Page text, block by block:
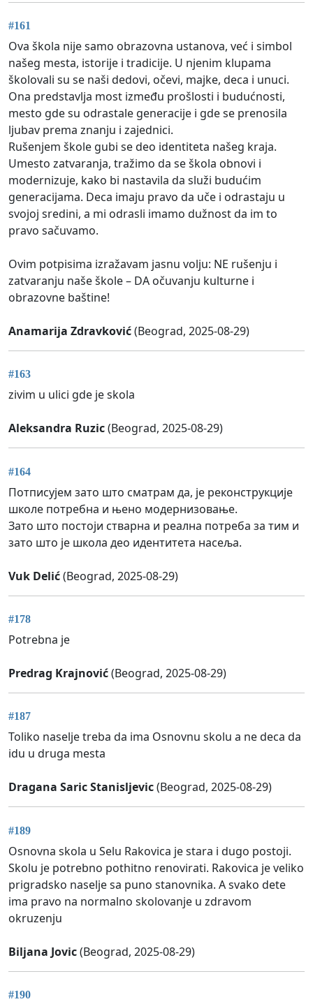
#161
Ova škola nije samo obrazovna ustanova, već i simbol
našeg mesta, istorije i tradicije. U njenim klupama
školovali su se naši dedovi, očevi, majke, deca i unuci.
Ona predstavlja most između prošlosti i budućnosti,
mesto gde su odrastale generacije i gde se prenosila
ljubav prema znanju i zajednici.
Rušenjem škole gubi se deo identiteta našeg kraja.
Umesto zatvaranja, tražimo da se škola obnovi i
modernizuje, kako bi nastavila da služi budućim
generacijama. Deca imaju pravo da uče i odrastaju u
svojoj sredini, a mi odrasli imamo dužnost da im to
pravo sačuvamo.
Ovim potpisima izražavam jasnu volju: NE rušenju i
zatvaranju naše škole – DA očuvanju kulturne i
obrazovne baštine!
Anamarija Zdravković(Beograd, 2025-08-29)
#163
zivim u ulici gde je skola
Aleksandra Ruzic(Beograd, 2025-08-29)
#164
Потписујем зато што сматрам да, је реконструкције
школе потребна и њено модернизовање.
Зато што постоји стварна и реална потреба за тим и
зато што је школа део идентитета насеља.
Vuk Delić(Beograd, 2025-08-29)
#178
Potrebna je
Predrag Krajnović(Beograd, 2025-08-29)
#187
Toliko naselje treba da ima Osnovnu skolu a ne deca da
idu u druga mesta
Dragana Saric Stanisljevic(Beograd, 2025-08-29)
#189
Osnovna skola u Selu Rakovica je stara i dugo postoji.
Skolu je potrebno pothitno renovirati. Rakovica je veliko
prigradsko naselje sa puno stanovnika. A svako dete
ima pravo na normalno skolovanje u zdravom
okruzenju
Biljana Jovic(Beograd, 2025-08-29)
#190